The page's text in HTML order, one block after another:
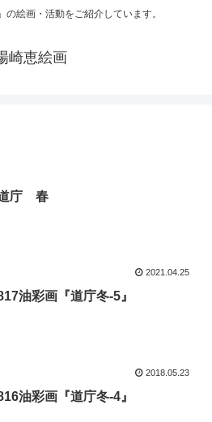
の絵画・活動をご紹介しています。
崎恵絵画
庁 春
2021.04.25
油彩画『道庁冬-5』
2018.05.23
油彩画『道庁冬-4』